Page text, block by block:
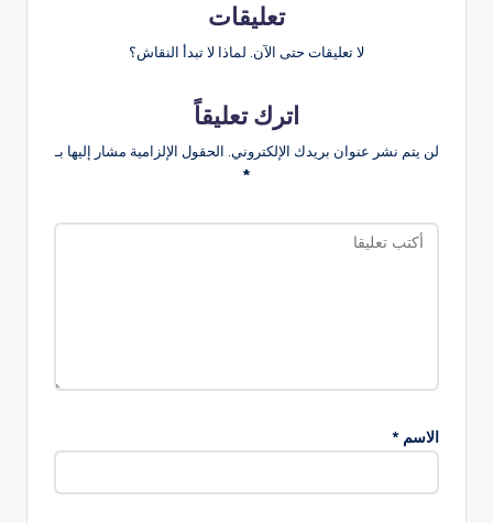
تعليقات
لا تعليقات حتى الآن. لماذا لا تبدأ النقاش؟
اترك تعليقاً
لن يتم نشر عنوان بريدك الإلكتروني. الحقول الإلزامية مشار إليها بـ
*
الاسم *